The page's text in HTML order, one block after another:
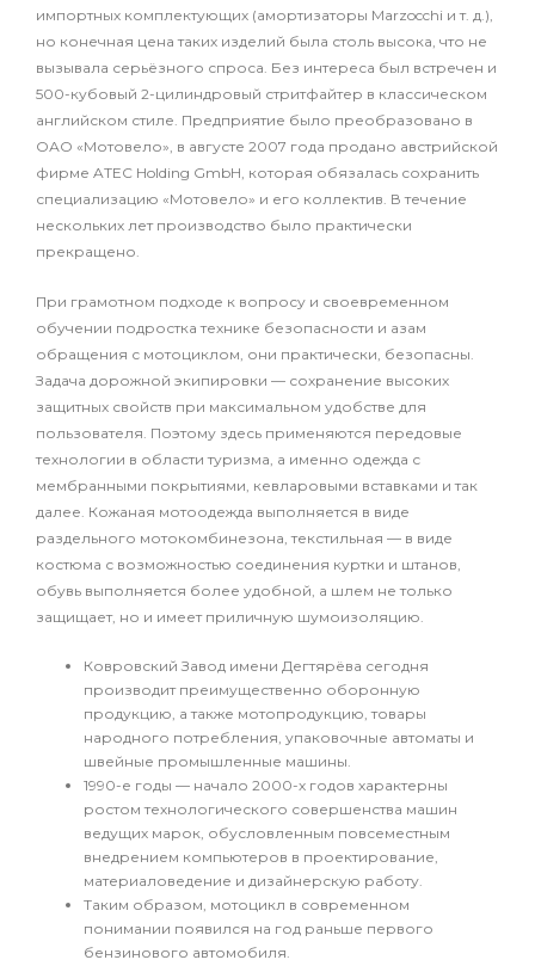
импортных комплектующих (амортизаторы Marzocchi и т. д.),
но конечная цена таких изделий была столь высока, что не
вызывала серьёзного спроса. Без интереса был встречен и
500-кубовый 2-цилиндровый стритфайтер в классическом
английском стиле. Предприятие было преобразовано в
ОАО «Мотовело», в августе 2007 года продано австрийской
фирме ATEC Holding GmbH, которая обязалась сохранить
специализацию «Мотовело» и его коллектив. В течение
нескольких лет производство было практически
прекращено.
При грамотном подходе к вопросу и своевременном
обучении подростка технике безопасности и азам
обращения с мотоциклом, они практически, безопасны.
Задача дорожной экипировки — сохранение высоких
защитных свойств при максимальном удобстве для
пользователя. Поэтому здесь применяются передовые
технологии в области туризма, а именно одежда с
мембранными покрытиями, кевларовыми вставками и так
далее. Кожаная мотоодежда выполняется в виде
раздельного мотокомбинезона, текстильная — в виде
костюма с возможностью соединения куртки и штанов,
обувь выполняется более удобной, а шлем не только
защищает, но и имеет приличную шумоизоляцию.
Ковровский Завод имени Дегтярёва сегодня
производит преимущественно оборонную
продукцию, а также мотопродукцию, товары
народного потребления, упаковочные автоматы и
швейные промышленные машины.
1990-е годы — начало 2000-х годов характерны
ростом технологического совершенства машин
ведущих марок, обусловленным повсеместным
внедрением компьютеров в проектирование,
материаловедение и дизайнерскую работу.
Таким образом, мотоцикл в современном
понимании появился на год раньше первого
бензинового автомобиля.